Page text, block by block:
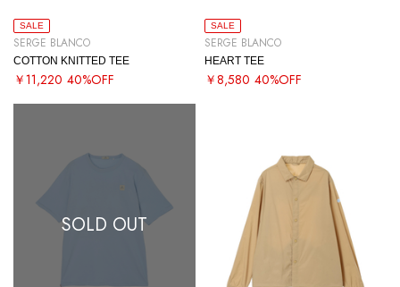
SALE
SERGE BLANCO
COTTON KNITTED TEE
￥11,220 40%OFF
SALE
SERGE BLANCO
HEART TEE
￥8,580 40%OFF
SOLD OUT